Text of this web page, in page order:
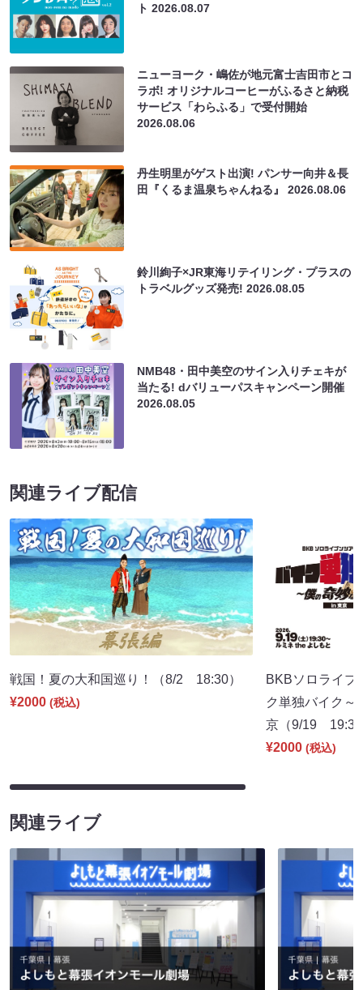
ト2026.08.07
ニューヨーク・嶋佐が地元富士吉田市とコ
ラボ! オリジナルコーヒーがふるさと納税
サービス「わらふる」で受付開始
2026.08.06
丹生明里がゲスト出演! パンサー向井＆長
田『くるま温泉ちゃんねる』2026.08.06
鈴川絢子×JR東海リテイリング・プラスの
トラベルグッズ発売!2026.08.05
NMB48・田中美空のサイン入りチェキが
当たる! dバリューパスキャンペーン開催
2026.08.05
関連ライブ配信
戦国！夏の大和国巡り！（8/2 18:30）
¥2000 (税込)
BKBソロライ
ク単独バイク～
京（9/19
¥2000 (税込)
関連ライブ